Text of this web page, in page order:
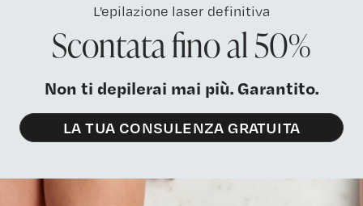
L'epilazione laser definitiva
Scontata fino al 50%
Non ti depilerai mai più. Garantito.
LA TUA CONSULENZA GRATUITA